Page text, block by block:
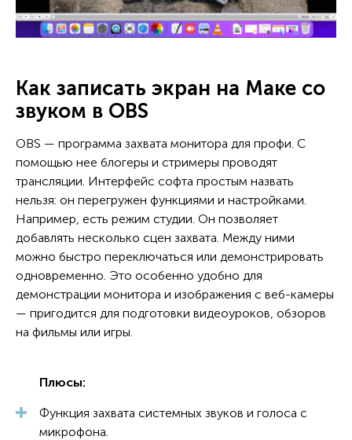
Как записать экран на Маке со
звуком в OBS
OBS — программа захвата монитора для профи. С
помощью нее блогеры и стримеры проводят
трансляции. Интерфейс софта простым назвать
нельзя: он перегружен функциями и настройками.
Например, есть режим студии. Он позволяет
добавлять несколько сцен захвата. Между ними
можно быстро переключаться или демонстрировать
одновременно. Это особенно удобно для
демонстрации монитора и изображения с веб-камеры
— пригодится для подготовки видеоуроков, обзоров
на фильмы или игры.
Плюсы:
Функция захвата системных звуков и голоса с
микрофона.